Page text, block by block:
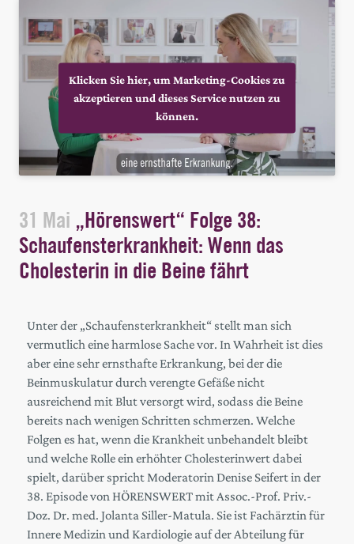
Klicken Sie hier, um Marketing-Cookies zu
akzeptieren und dieses Service nutzen zu
können.
31 Mai „Hörenswert“ Folge 38:
Schaufensterkrankheit: Wenn das
Cholesterin in die Beine fährt
Unter der „Schaufensterkrankheit“ stellt man sich
vermutlich eine harmlose Sache vor. In Wahrheit ist dies
aber eine sehr ernsthafte Erkrankung, bei der die
Beinmuskulatur durch verengte Gefäße nicht
ausreichend mit Blut versorgt wird, sodass die Beine
bereits nach wenigen Schritten schmerzen. Welche
Folgen es hat, wenn die Krankheit unbehandelt bleibt
und welche Rolle ein erhöhter Cholesterinwert dabei
spielt, darüber spricht Moderatorin Denise Seifert in der
38. Episode von HÖRENSWERT mit Assoc.-Prof. Priv.-
Doz. Dr. med. Jolanta Siller-Matula. Sie ist Fachärztin für
Innere Medizin und Kardiologie auf der Abteilung für